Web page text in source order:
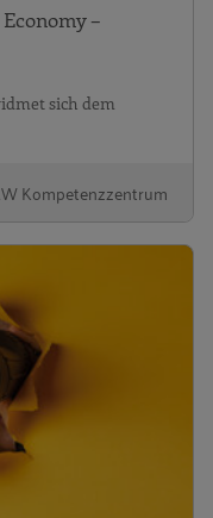
–
sich dem
Kompetenzzentrum